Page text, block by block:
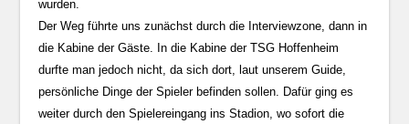
wurden.
Der Weg führte uns zunächst durch die Interviewzone, dann in
die Kabine der Gäste. In die Kabine der TSG Hoffenheim
durfte man jedoch nicht, da sich dort, laut unserem Guide,
persönliche Dinge der Spieler befinden sollen. Dafür ging es
weiter durch den Spielereingang ins Stadion, wo sofort die